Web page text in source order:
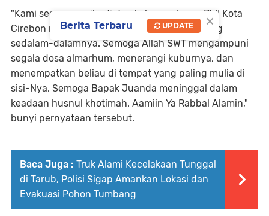
"Kami segenap pribadi dan keluarga besar PWI Kota
Cirebon mengucapkan turut berduka cita yang
sedalam-dalamnya. Semoga Allah SWT mengampuni
segala dosa almarhum, menerangi kuburnya, dan
menempatkan beliau di tempat yang paling mulia di
sisi-Nya. Semoga Bapak Juanda meninggal dalam
keadaan husnul khotimah. Aamiin Ya Rabbal Alamin,"
bunyi pernyataan tersebut.
Baca Juga : Truk Alami Kecelakaan Tunggal
di Tarub, Polisi Sigap Amankan Lokasi dan
Evakuasi Pohon Tumbang
×
Berita Terbaru UPDATE